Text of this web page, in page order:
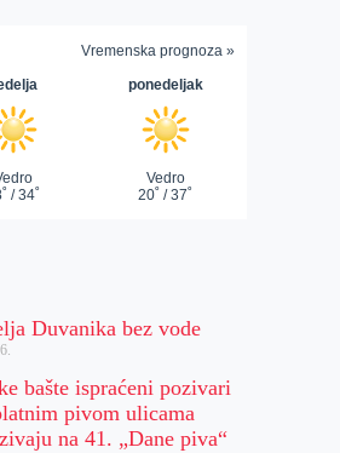
Duvanika bez vode
bašte ispraćeni pozivari
pivom ulicama
na 41. „Dane piva“